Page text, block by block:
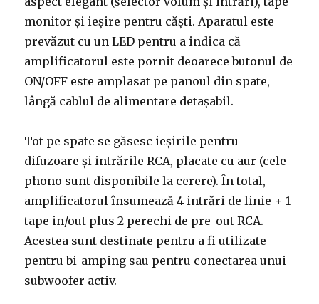
monitor și ieșire pentru căști. Aparatul este
prevăzut cu un LED pentru a indica că
amplificatorul este pornit deoarece butonul de
ON/OFF este amplasat pe panoul din spate,
lângă cablul de alimentare detașabil.
Tot pe spate se găsesc ieșirile pentru
difuzoare și intrările RCA, placate cu aur (cele
phono sunt disponibile la cerere). În total,
amplificatorul însumează 4 intrări de linie + 1
tape in/out plus 2 perechi de pre-out RCA.
Acestea sunt destinate pentru a fi utilizate
pentru bi-amping sau pentru conectarea unui
subwoofer activ.